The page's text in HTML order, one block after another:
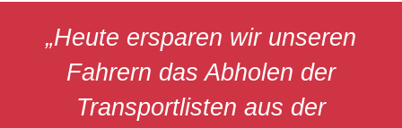
„Heute ersparen wir unseren
Fahrern das Abholen der
Transportlisten aus der